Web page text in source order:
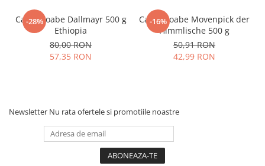
-28%
Cafea boabe Dallmayr 500 g
Ethiopia
80,00 RON
57,35 RON
-16%
Cafea boabe Movenpick der
Himmlische 500 g
50,91 RON
42,99 RON
Newsletter Nu rata ofertele si promotiile noastre